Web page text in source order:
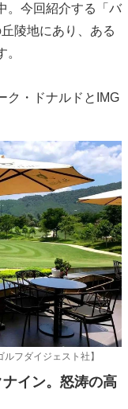
。今回紹介する「バ
陵地にあり、ある
ク・ドナルドとIMG
フダイジェスト社】
イン。怒涛の高